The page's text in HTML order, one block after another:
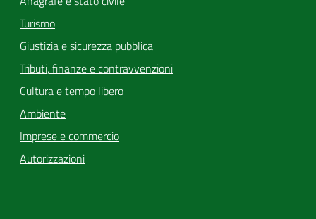
Turismo
Giustizia e sicurezza pubblica
Tributi, finanze e contravvenzioni
Cultura e tempo libero
Ambiente
Imprese e commercio
Autorizzazioni